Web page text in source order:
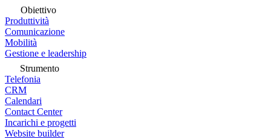
Obiettivo
Produttività
Comunicazione
Mobilità
Gestione e leadership
Strumento
Telefonia
CRM
Calendari
Contact Center
Incarichi e progetti
Website builder